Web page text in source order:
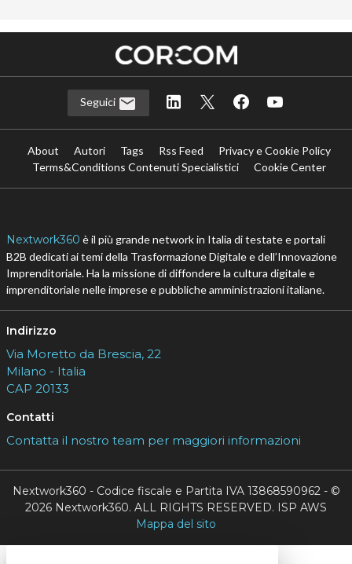
Seguici
About Autori Tags Rss Feed
Privacy e Cookie Policy
Terms&Conditions Contenuti Specialistici
Cookie Center
Nextwork360 è il più grande network in Italia di testate e portali
B2B dedicati ai temi della Trasformazione Digitale e dell’Innovazione
Imprenditoriale. Ha la missione di diffondere la cultura digitale e
imprenditoriale nelle imprese e pubbliche amministrazioni italiane.
Indirizzo
Via Moretto da Brescia, 22
Milano - Italia
CAP 20133
Contatti
Contatta il nostro team per maggiori informazioni
Nextwork360 - Codice fiscale e Partita IVA 13868590962 - ©
2026 Nextwork360. ALL RIGHTS RESERVED. ISP AWS
Mappa del sito